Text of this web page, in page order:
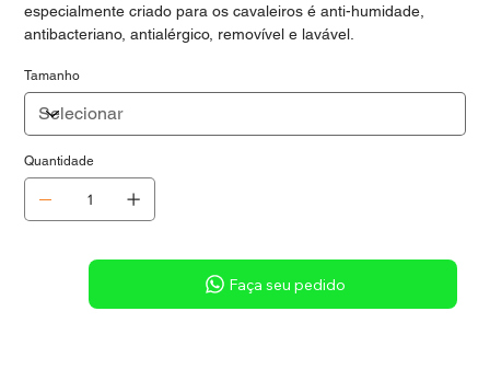
especialmente criado para os cavaleiros é anti-humidade,
antibacteriano, antialérgico, removível e lavável.
Tamanho
Quantidade
Sob consulta
Faça seu pedido